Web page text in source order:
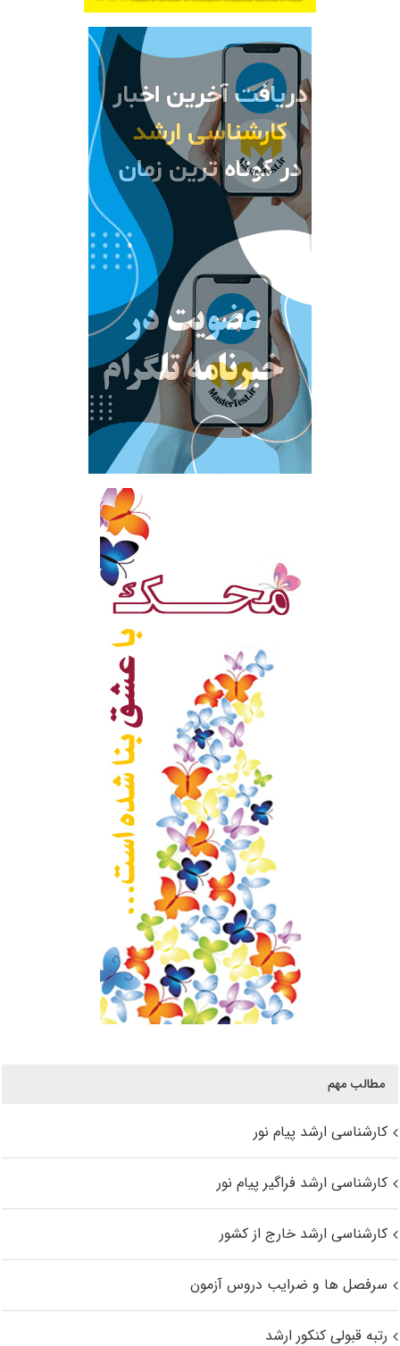
مطالب مهم
کارشناسی ارشد پیام نور
کارشناسی ارشد فراگیر پیام نور
کارشناسی ارشد خارج از کشور
سرفصل ها و ضرایب دروس آزمون
رتبه قبولی کنکور ارشد